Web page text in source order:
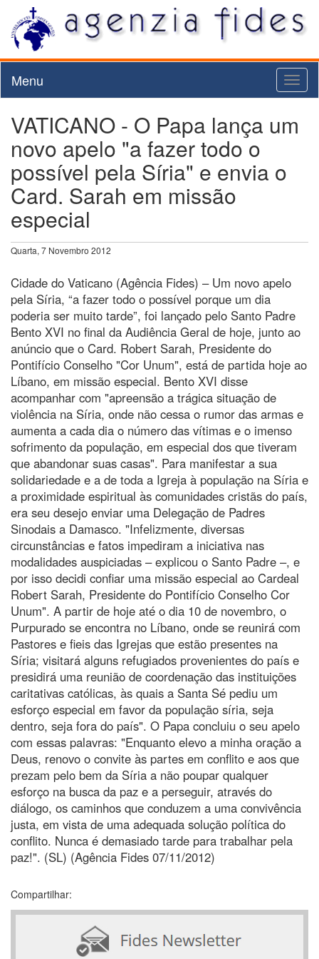
Menu
VATICANO - O Papa lança um
novo apelo "a fazer todo o
possível pela Síria" e envia o
Card. Sarah em missão
especial
Quarta, 7 Novembro 2012
Cidade do Vaticano (Agência Fides) – Um novo apelo
pela Síria, “a fazer todo o possível porque um dia
poderia ser muito tarde”, foi lançado pelo Santo Padre
Bento XVI no final da Audiência Geral de hoje, junto ao
anúncio que o Card. Robert Sarah, Presidente do
Pontifício Conselho "Cor Unum", está de partida hoje ao
Líbano, em missão especial. Bento XVI disse
acompanhar com "apreensão a trágica situação de
violência na Síria, onde não cessa o rumor das armas e
aumenta a cada dia o número das vítimas e o imenso
sofrimento da população, em especial dos que tiveram
que abandonar suas casas". Para manifestar a sua
solidariedade e a de toda a Igreja à população na Síria e
a proximidade espiritual às comunidades cristãs do país,
era seu desejo enviar uma Delegação de Padres
Sinodais a Damasco. "Infelizmente, diversas
circunstâncias e fatos impediram a iniciativa nas
modalidades auspiciadas – explicou o Santo Padre –, e
por isso decidi confiar uma missão especial ao Cardeal
Robert Sarah, Presidente do Pontifício Conselho Cor
Unum". A partir de hoje até o dia 10 de novembro, o
Purpurado se encontra no Líbano, onde se reunirá com
Pastores e fieis das Igrejas que estão presentes na
Síria; visitará alguns refugiados provenientes do país e
presidirá uma reunião de coordenação das instituições
caritativas católicas, às quais a Santa Sé pediu um
esforço especial em favor da população síria, seja
dentro, seja fora do país". O Papa concluiu o seu apelo
com essas palavras: "Enquanto elevo a minha oração a
Deus, renovo o convite às partes em conflito e aos que
prezam pelo bem da Síria a não poupar qualquer
esforço na busca da paz e a perseguir, através do
diálogo, os caminhos que conduzem a uma convivência
justa, em vista de uma adequada solução política do
conflito. Nunca é demasiado tarde para trabalhar pela
paz!". (SL) (Agência Fides 07/11/2012)
Compartilhar: